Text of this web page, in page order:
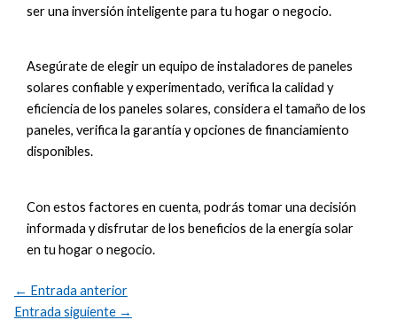
ser una inversión inteligente para tu hogar o negocio.
Asegúrate de elegir un equipo de instaladores de paneles
solares confiable y experimentado, verifica la calidad y
eficiencia de los paneles solares, considera el tamaño de los
paneles, verifica la garantía y opciones de financiamiento
disponibles.
Con estos factores en cuenta, podrás tomar una decisión
informada y disfrutar de los beneficios de la energía solar
en tu hogar o negocio.
← Entrada anterior
Entrada siguiente →